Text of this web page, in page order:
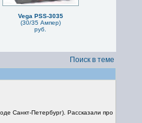
Vega PSS-3035
(30/35 Ампер)
руб.
Поиск в теме
Санкт-Петербург). Рассказали про